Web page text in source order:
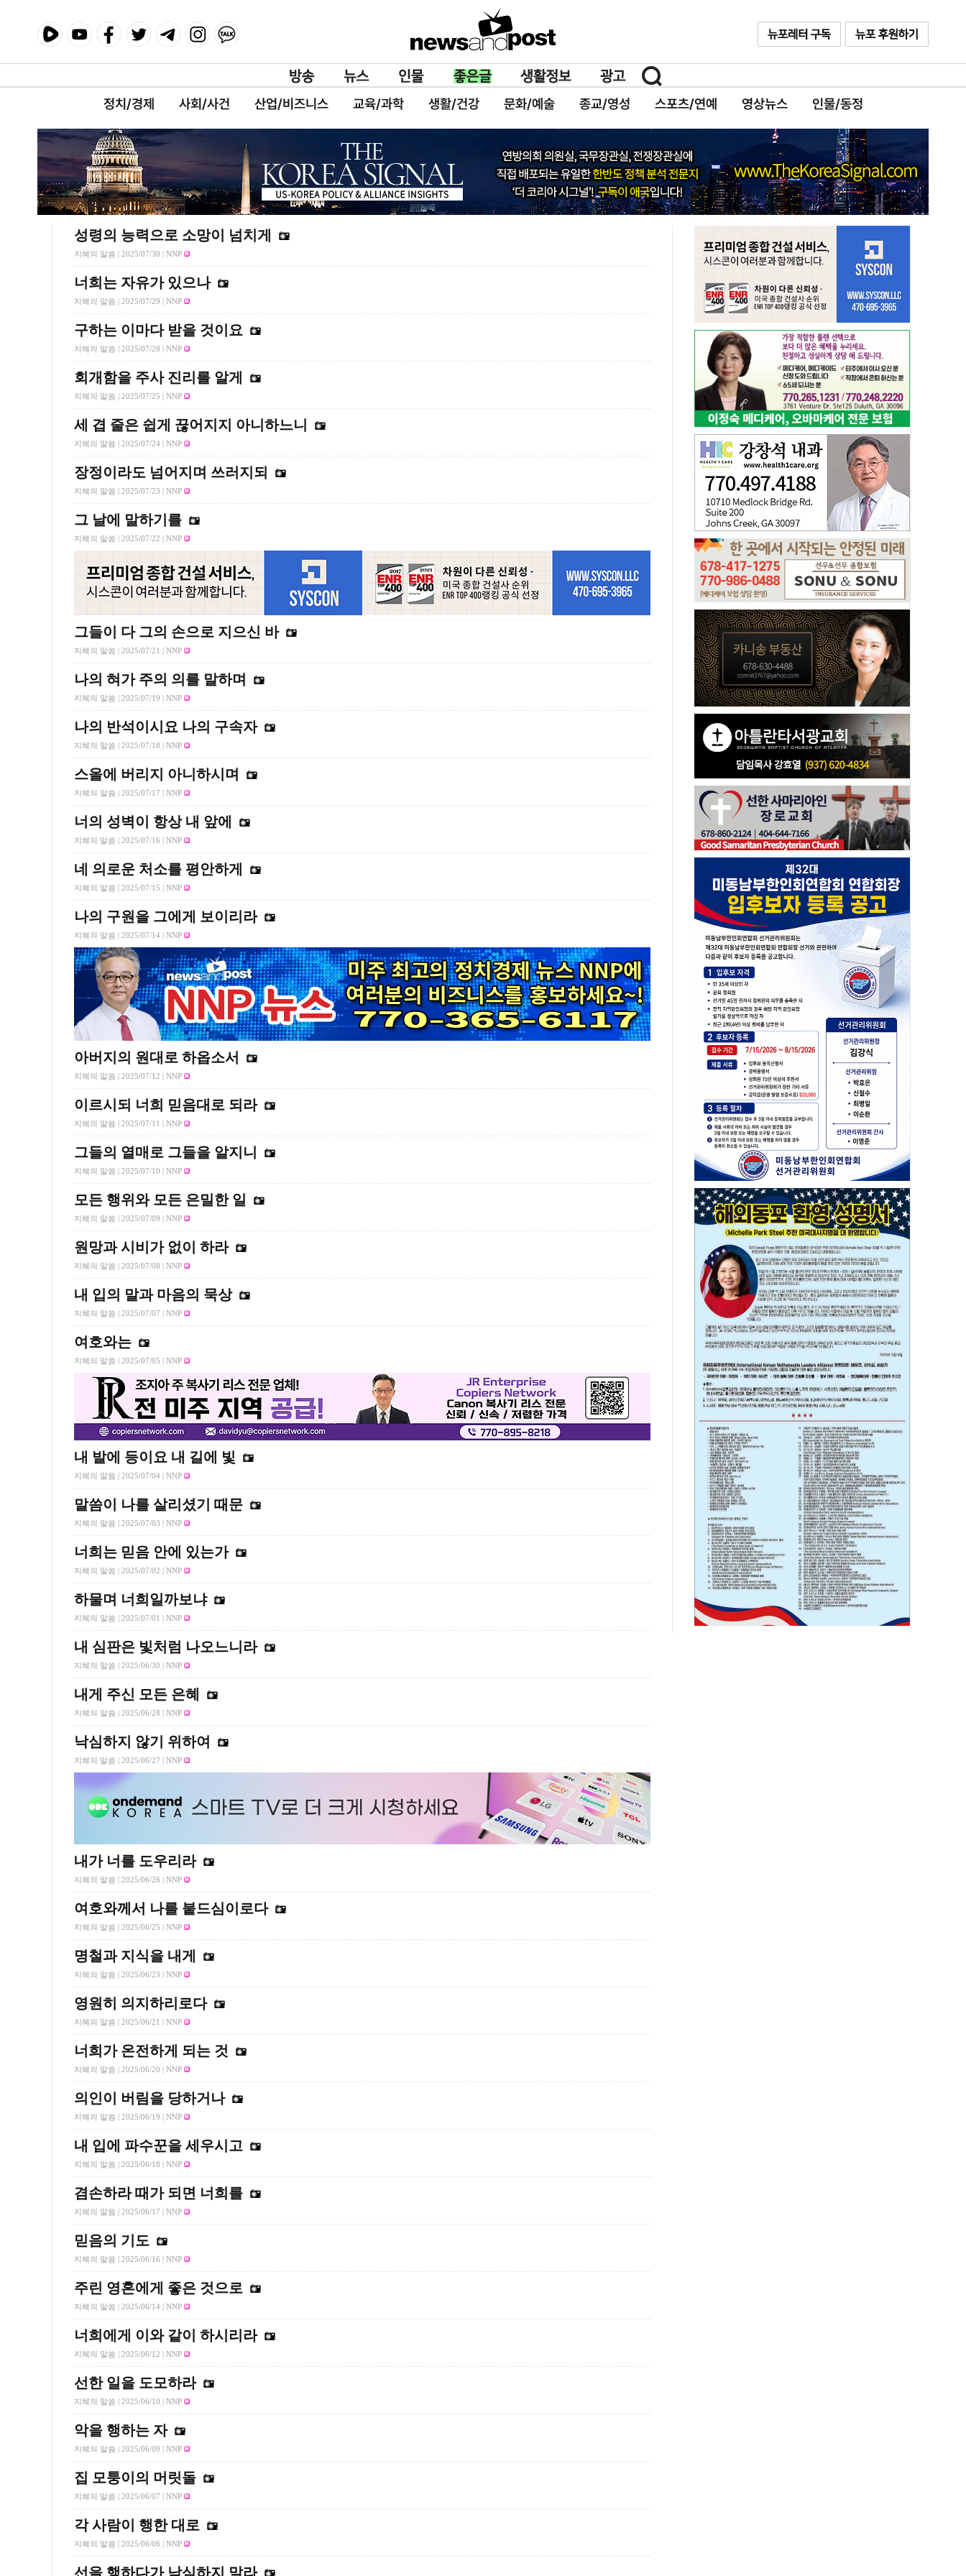
정치/경제 사회/사건 산업/비즈니스 교육/과학 생활/건강 문화/예술 종교/영성 스포츠/연예 영상뉴스 인물/동정
성령의 능력으로 소망이 넘치게
지혜의 말씀 | 2025/07/30 | NNP
너희는 자유가 있으나
지혜의 말씀 | 2025/07/29 | NNP
구하는 이마다 받을 것이요
지혜의 말씀 | 2025/07/28 | NNP
회개함을 주사 진리를 알게
지혜의 말씀 | 2025/07/25 | NNP
세 겹 줄은 쉽게 끊어지지 아니하느니
지혜의 말씀 | 2025/07/24 | NNP
장정이라도 넘어지며 쓰러지되
지혜의 말씀 | 2025/07/23 | NNP
그 날에 말하기를
지혜의 말씀 | 2025/07/22 | NNP
그들이 다 그의 손으로 지으신 바
지혜의 말씀 | 2025/07/21 | NNP
나의 혀가 주의 의를 말하며
지혜의 말씀 | 2025/07/19 | NNP
나의 반석이시요 나의 구속자
지혜의 말씀 | 2025/07/18 | NNP
스올에 버리지 아니하시며
지혜의 말씀 | 2025/07/17 | NNP
너의 성벽이 항상 내 앞에
지혜의 말씀 | 2025/07/16 | NNP
네 의로운 처소를 평안하게
지혜의 말씀 | 2025/07/15 | NNP
나의 구원을 그에게 보이리라
지혜의 말씀 | 2025/07/14 | NNP
아버지의 원대로 하옵소서
지혜의 말씀 | 2025/07/12 | NNP
이르시되 너희 믿음대로 되라
지혜의 말씀 | 2025/07/11 | NNP
그들의 열매로 그들을 알지니
지혜의 말씀 | 2025/07/10 | NNP
모든 행위와 모든 은밀한 일
지혜의 말씀 | 2025/07/09 | NNP
원망과 시비가 없이 하라
지혜의 말씀 | 2025/07/08 | NNP
내 입의 말과 마음의 묵상
지혜의 말씀 | 2025/07/07 | NNP
여호와는
지혜의 말씀 | 2025/07/05 | NNP
내 발에 등이요 내 길에 빛
지혜의 말씀 | 2025/07/04 | NNP
말씀이 나를 살리셨기 때문
지혜의 말씀 | 2025/07/03 | NNP
너희는 믿음 안에 있는가
지혜의 말씀 | 2025/07/02 | NNP
하물며 너희일까보냐
지혜의 말씀 | 2025/07/01 | NNP
내 심판은 빛처럼 나오느니라
지혜의 말씀 | 2025/06/30 | NNP
내게 주신 모든 은혜
지혜의 말씀 | 2025/06/28 | NNP
낙심하지 않기 위하여
지혜의 말씀 | 2025/06/27 | NNP
내가 너를 도우리라
지혜의 말씀 | 2025/06/26 | NNP
여호와께서 나를 붙드심이로다
지혜의 말씀 | 2025/06/25 | NNP
명철과 지식을 내게
지혜의 말씀 | 2025/06/23 | NNP
영원히 의지하리로다
지혜의 말씀 | 2025/06/21 | NNP
너희가 온전하게 되는 것
지혜의 말씀 | 2025/06/20 | NNP
의인이 버림을 당하거나
지혜의 말씀 | 2025/06/19 | NNP
내 입에 파수꾼을 세우시고
지혜의 말씀 | 2025/06/18 | NNP
겸손하라 때가 되면 너희를
지혜의 말씀 | 2025/06/17 | NNP
믿음의 기도
지혜의 말씀 | 2025/06/16 | NNP
주린 영혼에게 좋은 것으로
지혜의 말씀 | 2025/06/14 | NNP
너희에게 이와 같이 하시리라
지혜의 말씀 | 2025/06/12 | NNP
선한 일을 도모하라
지혜의 말씀 | 2025/06/10 | NNP
악을 행하는 자
지혜의 말씀 | 2025/06/09 | NNP
집 모퉁이의 머릿돌
지혜의 말씀 | 2025/06/07 | NNP
각 사람이 행한 대로
지혜의 말씀 | 2025/06/06 | NNP
선을 행하다가 낙심하지 말라